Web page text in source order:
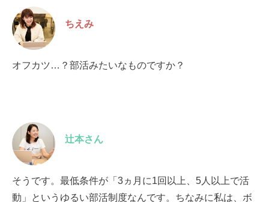
ちえみ
オフカツ…？部活みたいなものですか？
辻本さん
そうです。最低条件が「3ヵ月に1回以上、5人以上で活
動」というゆるい部活制度なんです。ちなみに私は、ボ